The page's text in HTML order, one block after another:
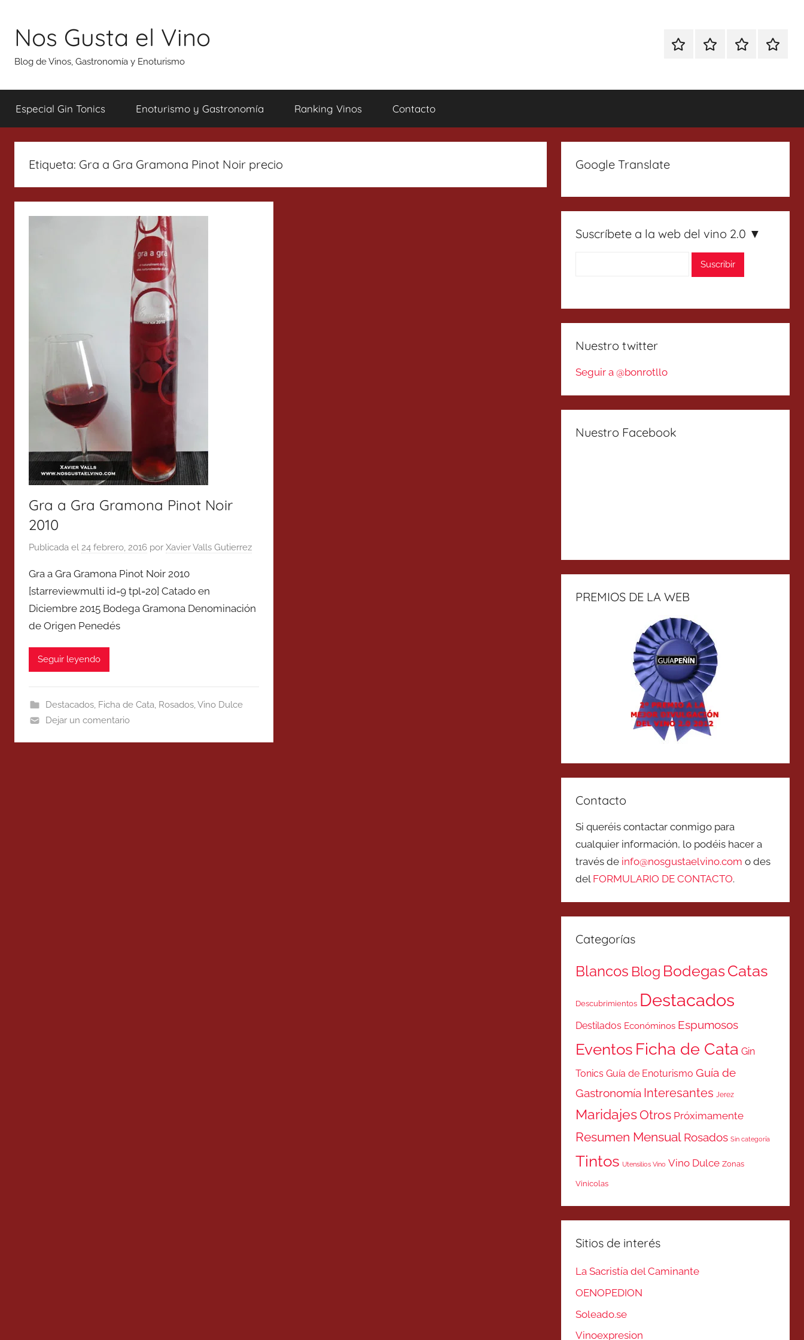
contenido
Nos Gusta el Vino
Blog de Vinos, Gastronomía y Enoturismo
EspecialEnoturismoRanking
Especial Gin Tonics Enoturismo y Gastronomía Ranking Vinos Contacto
Etiqueta: Gra a Gra Gramona Pinot Noir precio
Gra a Gra Gramona Pinot Noir
2010
Publicada el 24 febrero, 2016 por Xavier Valls Gutierrez
Gra a Gra Gramona Pinot Noir 2010
[starreviewmulti id=9 tpl=20] Catado en
Diciembre 2015 Bodega Gramona Denominación
de Origen Penedés
Seguir leyendo
Destacados, Ficha de Cata, Rosados,Vino Dulce
Dejar un comentario
Google Translate
Suscríbete a la web del vino 2.0 ▼
Nuestro twitter
Seguir a @bonrotllo
Nuestro Facebook
PREMIOS DE LA WEB
Contacto
Si queréis contactar conmigo para
cualquier información, lo podéis hacer a
través de info@nosgustaelvino.com o des
del FORMULARIO DE CONTACTO.
Categorías
Blancos Blog BodegasCatas
Descubrimientos Destacados
Destilados Económinos Espumosos
Eventos Ficha de Cata Gin
Tonics Guía de Enoturismo Guía de
Gastronomía Interesantes Jerez
MaridajesOtros Próximamente
Resumen Mensual Rosados Sin categoría
Tintos Utensilios Vino Vino Dulce Zonas
Vinicolas
Sitios de interés
La Sacristía del Caminante
OENOPEDION
Soleado.se
Vinoexpresion